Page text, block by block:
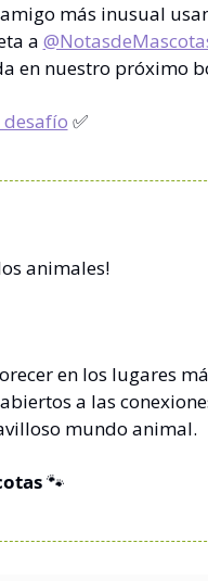
más inusual
a
en nuestro próximo
✅
animales!
en los lugares
a las
mundo animal.
🐾